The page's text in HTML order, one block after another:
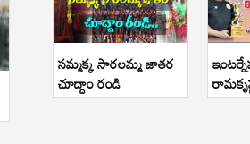
సమ్మక్క సారలమ్మ జాతర
చూద్దాం రండి